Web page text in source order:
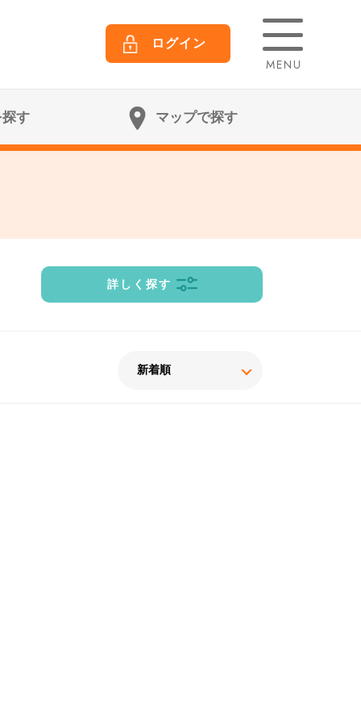
ログイン
MENU
す マップで探す
詳しく探す